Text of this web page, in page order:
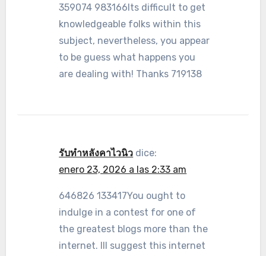
359074 983166Its difficult to get
knowledgeable folks within this
subject, nevertheless, you appear
to be guess what happens you
are dealing with! Thanks 719138
รับทำหลังคาไวนิว dice:
enero 23, 2026 a las 2:33 am
646826 133417You ought to
indulge in a contest for one of
the greatest blogs more than the
internet. Ill suggest this internet